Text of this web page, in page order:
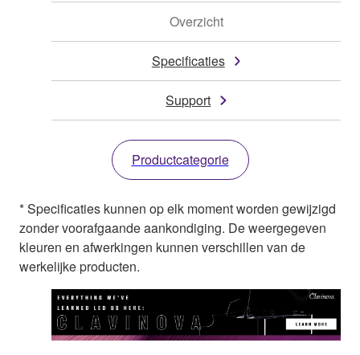
Overzicht
Specificaties
Support
Productcategorie
* Specificaties kunnen op elk moment worden gewijzigd
zonder voorafgaande aankondiging. De weergegeven
kleuren en afwerkingen kunnen verschillen van de
werkelijke producten.